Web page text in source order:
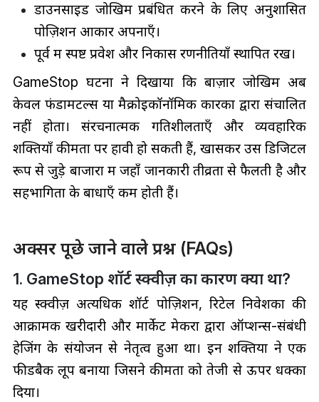
डाउनसाइड जोखिम प्रबंधित करने के लिए अनुशासित
पोज़िशन आकार अपनाएँ।
पूर्व में स्पष्ट प्रवेश और निकास रणनीतियाँ स्थापित रखें।
GameStop घटना ने दिखाया कि बाज़ार जोखिम अब
केवल फंडामेंटल्स या मैक्रोइकॉनॉमिक कारकों द्वारा संचालित
नहीं होता। संरचनात्मक गतिशीलताएँ और व्यवहारिक
शक्तियाँ कीमतों पर हावी हो सकती हैं, खासकर उस डिजिटल
रूप से जुड़े बाजारों में जहाँ जानकारी तीव्रता से फैलती है और
सहभागिता के बाधाएँ कम होती हैं।
अक्सर पूछे जाने वाले प्रश्न (FAQs)
1. GameStop शॉर्ट स्क्वीज़ का कारण क्या था?
यह स्क्वीज़ अत्यधिक शॉर्ट पोज़िशन, रिटेल निवेशकों की
आक्रामक खरीदारी और मार्केट मेकरों द्वारा ऑप्शन्स-संबंधी
हेजिंग के संयोजन से नेतृत्व हुआ था। इन शक्तियों ने एक
फीडबैक लूप बनाया जिसने कीमतों को तेजी से ऊपर धक्का
दिया।